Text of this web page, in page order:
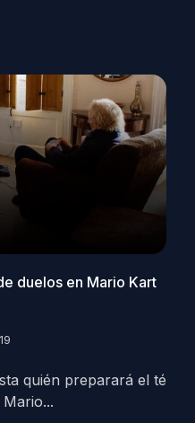
duelos en Mario Kart
quién preparará el té